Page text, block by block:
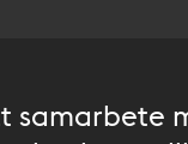
samarbete